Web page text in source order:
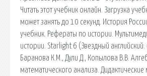
Читать этот учебник онлайн. Загрузка
может занять до 10 секунд. История
учебник. Рефераты по истории.
истории. Starlight 6 (Звездный
Баранова К.М., Дули Д., Копылова В.В.
математического анализа.